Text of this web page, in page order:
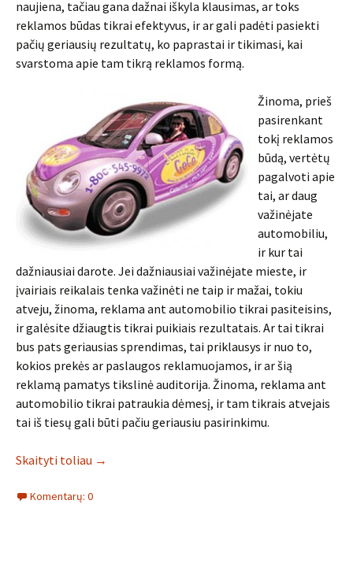
naujiena, tačiau gana dažnai iškyla klausimas, ar toks
reklamos būdas tikrai efektyvus, ir ar gali padėti pasiekti
pačių geriausių rezultatų, ko paprastai ir tikimasi, kai
svarstoma apie tam tikrą reklamos formą.
Žinoma, prieš
pasirenkant
tokį reklamos
būdą, vertėtų
pagalvoti apie
tai, ar daug
važinėjate
automobiliu,
ir kur tai
dažniausiai darote. Jei dažniausiai važinėjate mieste, ir
įvairiais reikalais tenka važinėti ne taip ir mažai, tokiu
atveju, žinoma, reklama ant automobilio tikrai pasiteisins,
ir galėsite džiaugtis tikrai puikiais rezultatais. Ar tai tikrai
bus pats geriausias sprendimas, tai priklausys ir nuo to,
kokios prekės ar paslaugos reklamuojamos, ir ar šią
reklamą pamatys tikslinė auditorija. Žinoma, reklama ant
automobilio tikrai patraukia dėmesį, ir tam tikrais atvejais
tai iš tiesų gali būti pačiu geriausiu pasirinkimu.
Skaityti toliau →
Komentarų: 0